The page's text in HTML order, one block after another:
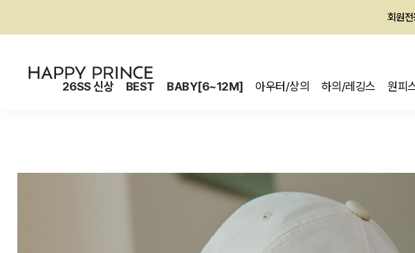
회원
26SS 신상 BEST BABY[6~12M] 아우터/상의 하의/레깅스 원피